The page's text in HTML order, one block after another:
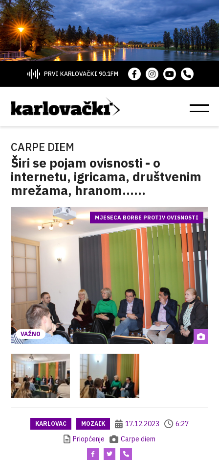
PRVI KARLOVAČKI 90.1FM
CARPE DIEM
Širi se pojam ovisnosti - o
internetu, igricama, društvenim
mrežama, hranom......
VAŽNO
MJESECA BORBE PROTIV OVISNOSTI
KARLOVAC MOZAIK 17.12.2023
6:27
Priopćenje
Carpe diem